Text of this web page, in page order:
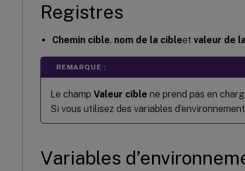
Registres
Chemin cible, nom de la cibleet valeur de
REMARQUE :
Le champ Valeur cible ne prend pas en
Si vous utilisez des variables
Variables